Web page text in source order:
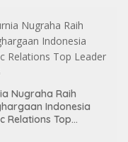
Nugraha Raih
Indonesia
Relations Top